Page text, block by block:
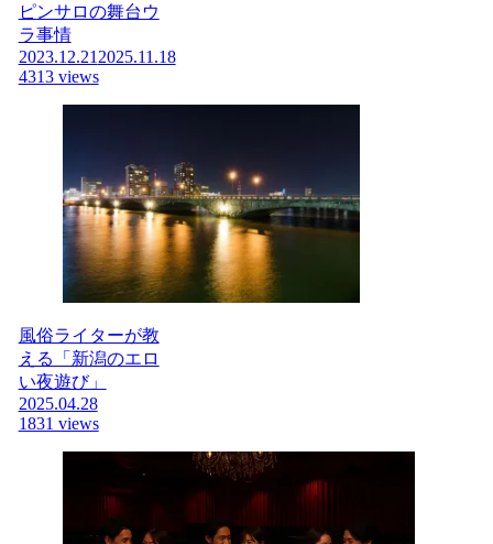
ピンサロの舞台ウ
ラ事情
2023.12.21 2025.11.18
4313 views
風俗ライターが教
える「新潟のエロ
い夜遊び」
2025.04.28
1831 views